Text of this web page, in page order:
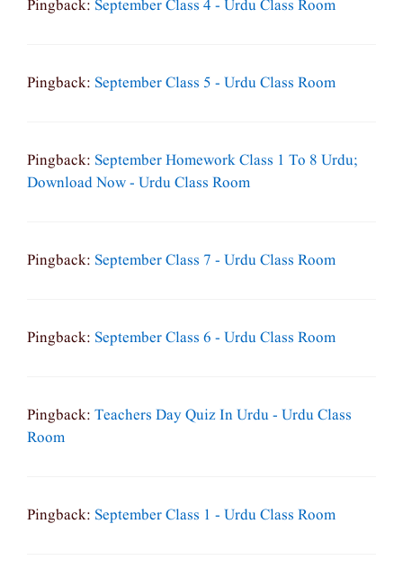
Pingback: September Class 4 - Urdu Class Room
Pingback: September Class 5 - Urdu Class Room
Pingback: September Homework Class 1 To 8 Urdu;
Download Now - Urdu Class Room
Pingback: September Class 7 - Urdu Class Room
Pingback: September Class 6 - Urdu Class Room
Pingback: Teachers Day Quiz In Urdu - Urdu Class
Room
Pingback: September Class 1 - Urdu Class Room